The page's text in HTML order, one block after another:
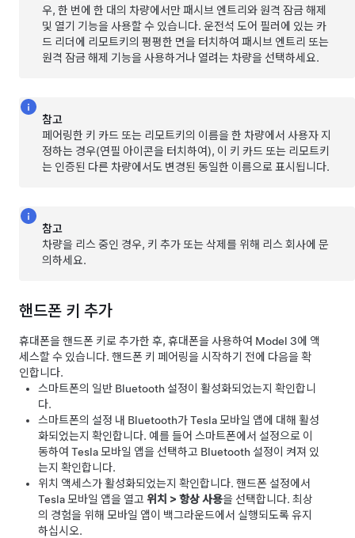
우, 한 번에 한 대의 차량에서만 패시브 엔트리와 원격 잠금 해제
및 열기 기능을 사용할 수 있습니다. 운전석 도어 필러에 있는 카
드 리더에 리모트키의 평평한 면을 터치하여 패시브 엔트리 또는
원격 잠금 해제 기능을 사용하거나 열려는 차량을 선택하세요.
참고
페어링한 키 카드 또는 리모트키의 이름을 한 차량에서 사용자 지
정하는 경우(연필 아이콘을 터치하여), 이 키 카드 또는 리모트키
는 인증된 다른 차량에서도 변경된 동일한 이름으로 표시됩니다.
참고
차량을 리스 중인 경우, 키 추가 또는 삭제를 위해 리스 회사에 문
의하세요.
핸드폰 키 추가
휴대폰을 핸드폰 키로 추가한 후, 휴대폰을 사용하여 Model 3에 액
세스할 수 있습니다. 핸드폰 키 페어링을 시작하기 전에 다음을 확
인합니다.
스마트폰의 일반 Bluetooth 설정이 활성화되었는지 확인합니
다.
스마트폰의 설정 내 Bluetooth가 Tesla 모바일 앱에 대해 활성
화되었는지 확인합니다. 예를 들어 스마트폰에서 설정으로 이
동하여 Tesla 모바일 앱을 선택하고 Bluetooth 설정이 켜져 있
는지 확인합니다.
위치 액세스가 활성화되었는지 확인합니다. 핸드폰 설정에서
Tesla 모바일 앱을 열고 위치 > 항상 사용을 선택합니다. 최상
의 경험을 위해 모바일 앱이 백그라운드에서 실행되도록 유지
하십시오.